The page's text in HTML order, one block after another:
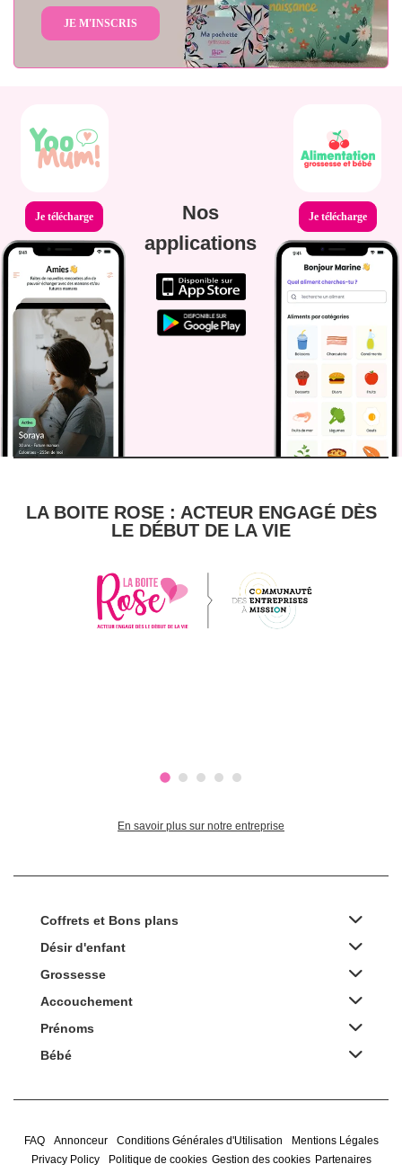
JE M'INSCRIS
Je télécharge
Nos
applications
Je télécharge
LA BOITE ROSE : ACTEUR ENGAGÉ DÈS
LE DÉBUT DE LA VIE
En savoir plus sur notre entreprise
Coffrets et Bons plans
Désir d'enfant
Grossesse
Accouchement
Prénoms
Bébé
FAQ Annonceur Conditions Générales d'Utilisation
Mentions Légales
Privacy Policy
Politique de cookies Gestion des cookies Partenaires